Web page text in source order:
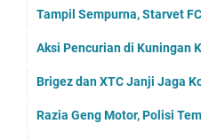
Tampil Sempurna, Starvet
Aksi Pencurian di Kuningan
Brigez dan XTC Janji Jaga
Razia Geng Motor, Polisi